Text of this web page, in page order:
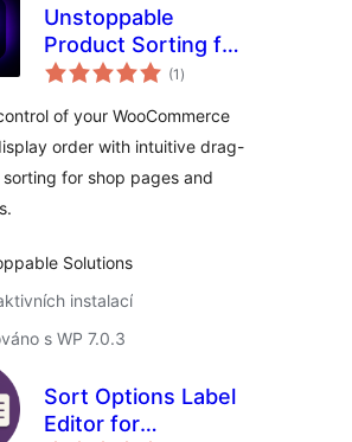
Unstoppable
Product Sorting for
WooCommerce
(1 celkové
hodnocení
)
of your WooCommerce
order with intuitive drag-
for shop pages and
Solutions
instalací
s WP 7.0.3
Sort Options Label
Editor for